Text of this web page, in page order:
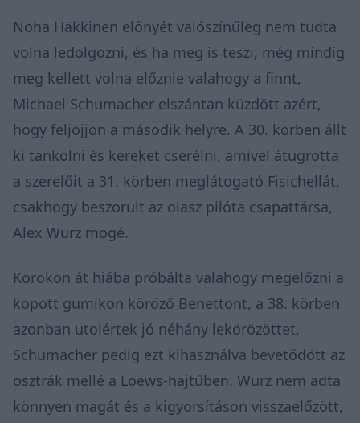
Noha Häkkinen előnyét valószínűleg nem tudta
volna ledolgozni, és ha meg is teszi, még mindig
meg kellett volna előznie valahogy a finnt,
Michael Schumacher elszántan küzdött azért,
hogy feljöjjön a második helyre. A 30. körben állt
ki tankolni és kereket cserélni, amivel átugrotta
a szerelőit a 31. körben meglátogató Fisichellát,
csakhogy beszorult az olasz pilóta csapattársa,
Alex Wurz mögé.
Körökön át hiába próbálta valahogy megelőzni a
kopott gumikon köröző Benettont, a 38. körben
azonban utolértek jó néhány lekörözöttet,
Schumacher pedig ezt kihasználva bevetődött az
osztrák mellé a Loews-hajtűben. Wurz nem adta
könnyen magát és a kigyorsításon visszaelőzött,